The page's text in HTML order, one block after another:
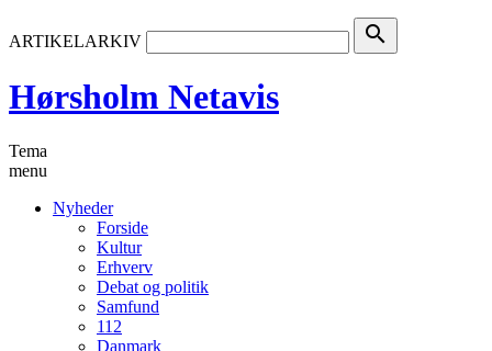
ARTIKELARKIV search
Hørsholm Netavis
Tema
menu
Nyheder
Forside
Kultur
Erhverv
Debat og politik
Samfund
112
Danmark